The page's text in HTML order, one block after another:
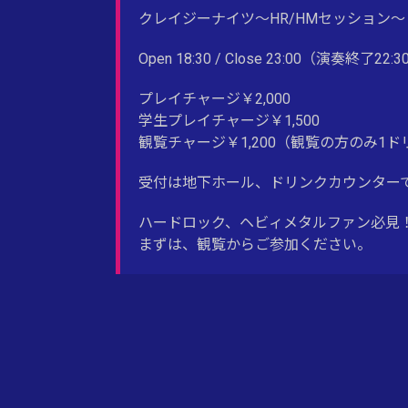
クレイジーナイツ〜HR/HMセッション〜
Open 18:30 / Close 23:00（演奏終了
プレイチャージ￥2,000
学生プレイチャージ￥1,500
観覧チャージ￥1,200（観覧の方のみ1ド
受付は地下ホール、ドリンクカウンター
ハードロック、ヘビィメタルファン必見
まずは、観覧からご参加ください。